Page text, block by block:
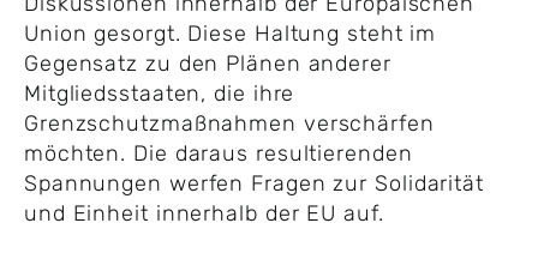
Union gesorgt. Diese Haltung steht im
Gegensatz zu den Plänen anderer
Mitgliedsstaaten, die ihre
Grenzschutzmaßnahmen verschärfen
möchten. Die daraus resultierenden
Spannungen werfen Fragen zur Solidarität
und Einheit innerhalb der EU auf.